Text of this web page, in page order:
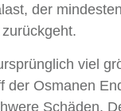
der
viel
der Osmanen
Schäden.